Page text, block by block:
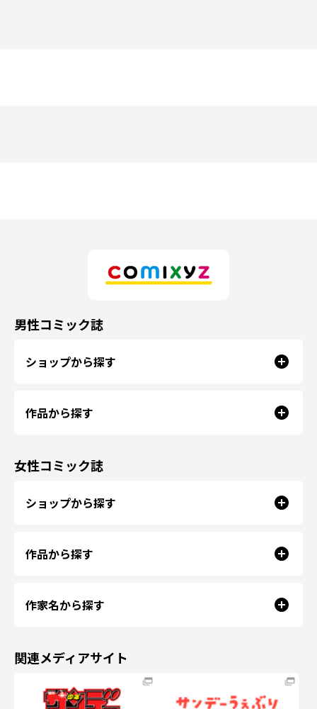
男性コミック誌
ショップから探す
作品から探す
女性コミック誌
ショップから探す
作品から探す
作家名から探す
関連メディアサイト